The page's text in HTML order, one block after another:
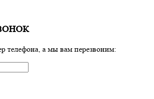
телефона, а мы вам перезвоним: